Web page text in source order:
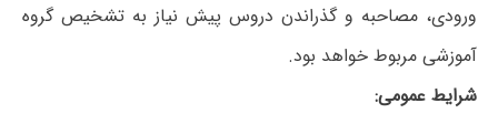
ورودی، مصاحبه و گذراندن دروس پیش نیاز به تشخیص گروه
آموزشی مربوط خواهد بود.
شرایط عمومی: